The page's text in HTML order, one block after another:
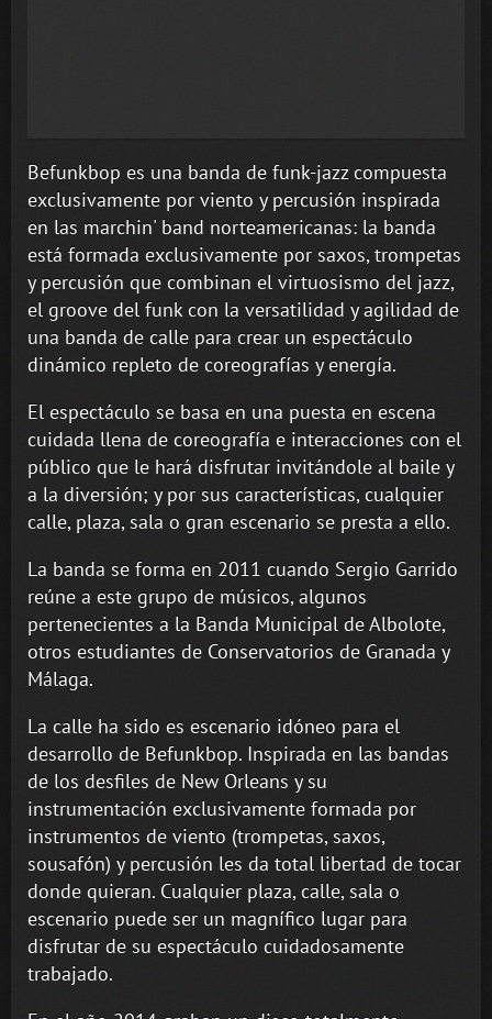
Befunkbop es una banda de funk-jazz compuesta
exclusivamente por viento y percusión inspirada
en las marchin' band norteamericanas: la banda
está formada exclusivamente por saxos, trompetas
y percusión que combinan el virtuosismo del jazz,
el groove del funk con la versatilidad y agilidad de
una banda de calle para crear un espectáculo
dinámico repleto de coreografías y energía.
El espectáculo se basa en una puesta en escena
cuidada llena de coreografía e interacciones con el
público que le hará disfrutar invitándole al baile y
a la diversión; y por sus características, cualquier
calle, plaza, sala o gran escenario se presta a ello.
La banda se forma en 2011 cuando Sergio Garrido
reúne a este grupo de músicos, algunos
pertenecientes a la Banda Municipal de Albolote,
otros estudiantes de Conservatorios de Granada y
Málaga.
La calle ha sido es escenario idóneo para el
desarrollo de Befunkbop. Inspirada en las bandas
de los desfiles de New Orleans y su
instrumentación exclusivamente formada por
instrumentos de viento (trompetas, saxos,
sousafón) y percusión les da total libertad de tocar
donde quieran. Cualquier plaza, calle, sala o
escenario puede ser un magnífico lugar para
disfrutar de su espectáculo cuidadosamente
trabajado.